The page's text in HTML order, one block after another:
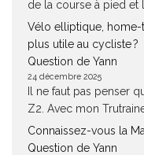
de la course à pied et
Vélo elliptique, home-
plus utile au cycliste ?
Question de Yann
24 décembre 2025
Il ne faut pas penser
Z2. Avec mon
Connaissez-vous la
Question de Yann